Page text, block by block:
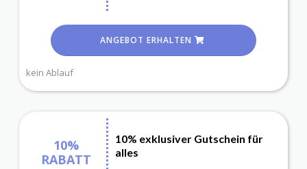
ANGEBOT ERHALTEN
kein Ablauf
10%
RABATT
10% exklusiver Gutschein für
alles